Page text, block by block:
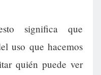
significa que
uso que hacemos
quién puede ver